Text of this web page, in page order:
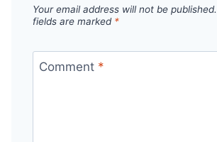
Your email address will not be published.
fields are marked *
Comment *